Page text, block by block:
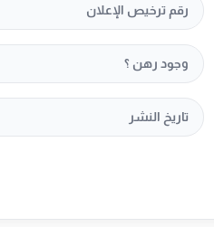
رقم ترخيص الإعلان
وجود رهن ؟
تاريخ النشر